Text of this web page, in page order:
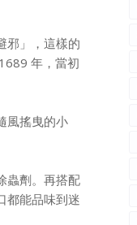
邪」，這樣的
年，當初
風搖曳的小
蟲劑。再搭配
都能品味到迷